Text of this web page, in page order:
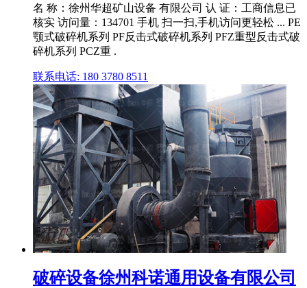
名 称：徐州华超矿山设备 有限公司 认 证：工商信息已
核实 访问量：134701 手机 扫一扫,手机访问更轻松 ... PE
颚式破碎机系列 PF反击式破碎机系列 PFZ重型反击式破
碎机系列 PCZ重 .
联系电话: 180 3780 8511
破碎设备徐州科诺通用设备有限公司